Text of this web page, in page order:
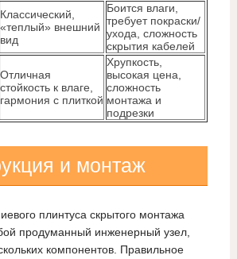
Классический,
«теплый» внешний
вид
Боится влаги,
требует покраски/
ухода, сложность
скрытия кабелей
Отличная
стойкость к влаге,
гармония с плиткой
Хрупкость,
высокая цена,
сложность
монтажа и
подрезки
и монтаж
плинтуса скрытого монтажа
продуманный инженерный узел,
компонентов. Правильное